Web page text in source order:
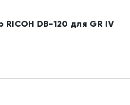
RICOH DB-120 для GR IV